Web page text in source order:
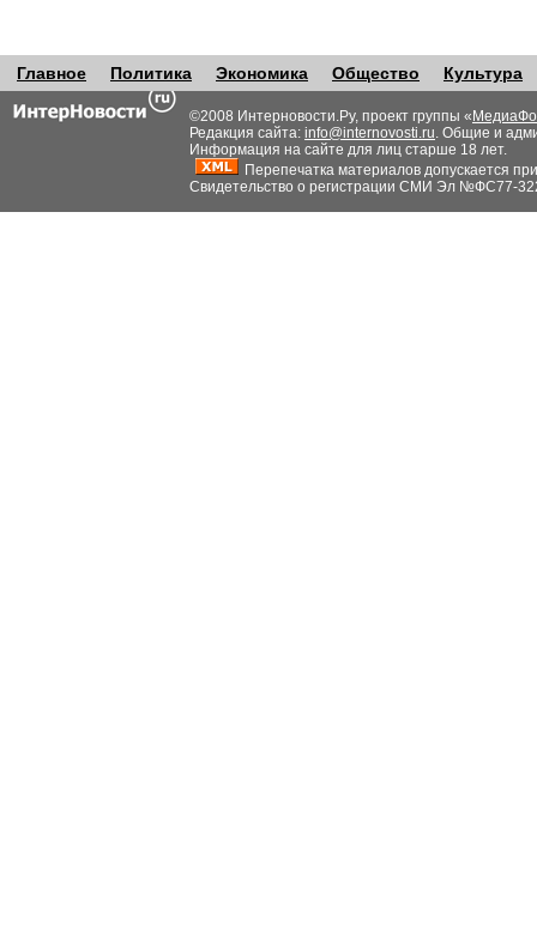
Главное Политика Экономика Общество Культура
©2008 Интерновости.Ру, проект группы «
Редакция сайта: info@internovosti.ru. Общие и
Информация на сайте для лиц старше 18 лет.
Перепечатка материалов допускается
Свидетельство о регистрации СМИ Эл №ФС77-